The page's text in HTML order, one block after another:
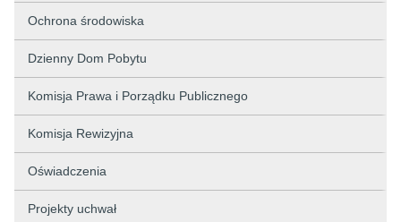
Ochrona środowiska
Dzienny Dom Pobytu
Komisja Prawa i Porządku Publicznego
Komisja Rewizyjna
Oświadczenia
Projekty uchwał